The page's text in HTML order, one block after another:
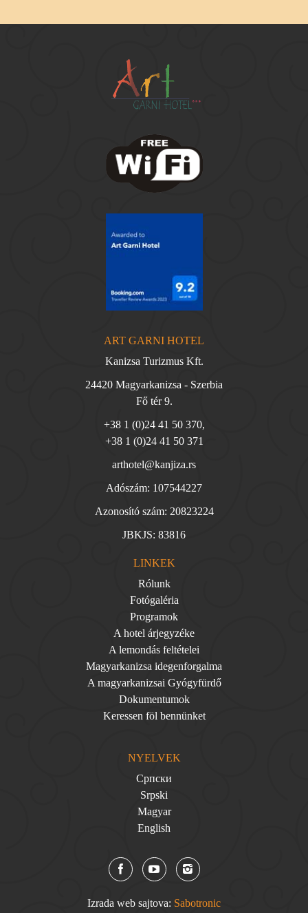
ART GARNI HOTEL
Kanizsa Turizmus Kft.
24420 Magyarkanizsa - Szerbia
Fő tér 9.
+38 1 (0)24 41 50 370,
+38 1 (0)24 41 50 371
arthotel@kanjiza.rs
Adószám: 107544227
Azonosító szám: 20823224
JBKJS: 83816
LINKEK
Rólunk
Fotógaléria
Programok
A hotel árjegyzéke
A lemondás feltételei
Magyarkanizsa idegenforgalma
A magyarkanizsai Gyógyfürdő
Dokumentumok
Keressen föl bennünket
NYELVEK
Српски
Srpski
Magyar
English
Izrada web sajtova: Sabotronic